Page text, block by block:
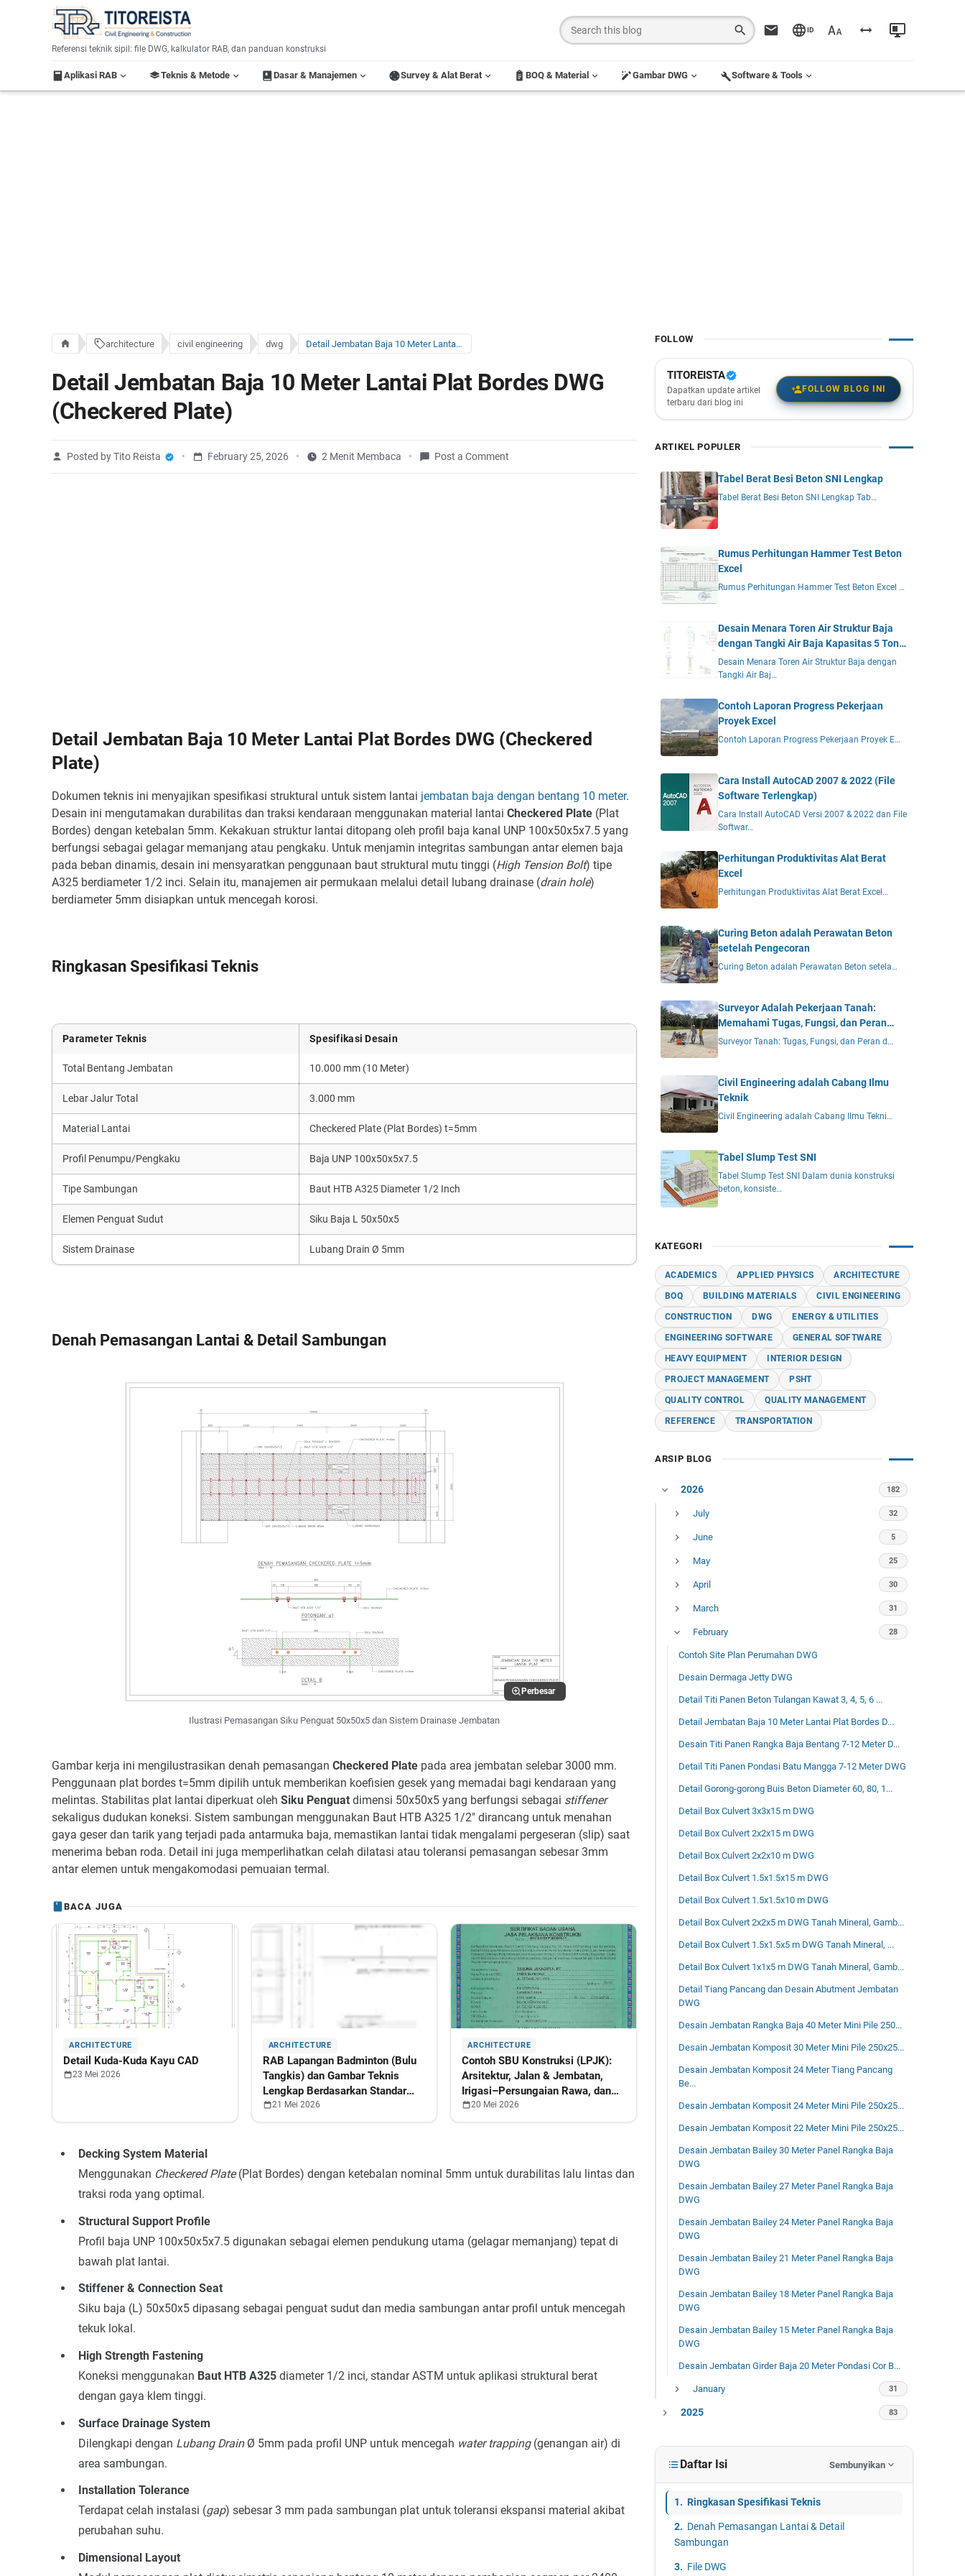
Referensi teknik sipil: file DWG, kalkulator RAB, dan panduan konstruksi
ID
Aplikasi RAB Teknis & Metode Dasar & Manajemen Survey & Alat Berat BOQ & Material Gambar DWG Software & Tools
Home
architecture civil engineering dwg Detail Jembatan Baja 10 Meter Lantai Plat Bordes DWG (Checkered Plate)
Detail Jembatan Baja 10 Meter Lantai Plat Bordes DWG
(Checkered Plate)
Posted by Tito Reista February 25, 2026 2 Menit Membaca Post a Comment
Detail Jembatan Baja 10 Meter Lantai Plat Bordes DWG (Checkered
Plate)
Dokumen teknis ini menyajikan spesifikasi struktural untuk sistem lantai jembatan baja dengan bentang 10 meter.
Desain ini mengutamakan durabilitas dan traksi kendaraan menggunakan material lantai Checkered Plate (Plat
Bordes) dengan ketebalan 5mm. Kekakuan struktur lantai ditopang oleh profil baja kanal UNP 100x50x5x7.5 yang
berfungsi sebagai gelagar memanjang atau pengkaku. Untuk menjamin integritas sambungan antar elemen baja
pada beban dinamis, desain ini mensyaratkan penggunaan baut struktural mutu tinggi (High Tension Bolt) tipe
A325 berdiameter 1/2 inci. Selain itu, manajemen air permukaan melalui detail lubang drainase (drain hole)
berdiameter 5mm disiapkan untuk mencegah korosi.
Ringkasan Spesifikasi Teknis
Parameter Teknis Spesifikasi Desain
Total Bentang Jembatan 10.000 mm (10 Meter)
Lebar Jalur Total 3.000 mm
Material Lantai Checkered Plate (Plat Bordes) t=5mm
Profil Penumpu/Pengkaku Baja UNP 100x50x5x7.5
Tipe Sambungan Baut HTB A325 Diameter 1/2 Inch
Elemen Penguat Sudut Siku Baja L 50x50x5
Sistem Drainase Lubang Drain Ø 5mm
Denah Pemasangan Lantai & Detail Sambungan
Perbesar
Ilustrasi Pemasangan Siku Penguat 50x50x5 dan Sistem Drainase Jembatan
Gambar kerja ini mengilustrasikan denah pemasangan Checkered Plate pada area jembatan selebar 3000 mm.
Penggunaan plat bordes t=5mm dipilih untuk memberikan koefisien gesek yang memadai bagi kendaraan yang
melintas. Stabilitas plat lantai diperkuat oleh Siku Penguat dimensi 50x50x5 yang berfungsi sebagai stiffener
sekaligus dudukan koneksi. Sistem sambungan menggunakan Baut HTB A325 1/2" dirancang untuk menahan
gaya geser dan tarik yang terjadi pada antarmuka baja, memastikan lantai tidak mengalami pergeseran (slip) saat
menerima beban roda. Detail ini juga memperlihatkan celah dilatasi atau toleransi pemasangan sebesar 3mm
antar elemen untuk mengakomodasi pemuaian termal.
BACA JUGA
ARCHITECTURE
Detail Kuda-Kuda Kayu CAD
23 Mei 2026
ARCHITECTURE
RAB Lapangan Badminton (Bulu
Tangkis) dan Gambar Teknis
Lengkap Berdasarkan Standar
Perencanaan
21 Mei 2026
ARCHITECTURE
Contoh SBU Konstruksi (LPJK):
Arsitektur, Jalan & Jembatan,
Irigasi–Persungaian Rawa, dan
Perpipaan Air Bersih
20 Mei 2026
Decking System Material
Menggunakan Checkered Plate(Plat Bordes) dengan ketebalan nominal 5mm untuk durabilitas lalu lintas dan
traksi roda yang optimal.
Structural Support Profile
Profil baja UNP 100x50x5x7.5 digunakan sebagai elemen pendukung utama (gelagar memanjang) tepat di
bawah plat lantai.
Stiffener & Connection Seat
Siku baja (L) 50x50x5 dipasang sebagai penguat sudut dan media sambungan antar profil untuk mencegah
tekuk lokal.
High Strength Fastening
Koneksi menggunakan Baut HTB A325diameter 1/2 inci, standar ASTM untuk aplikasi struktural berat
dengan gaya klem tinggi.
Surface Drainage System
Dilengkapi dengan Lubang DrainØ 5mm pada profil UNP untuk mencegah water trapping(genangan air) di
area sambungan.
Installation Tolerance
Terdapat celah instalasi (gap) sebesar 3 mm pada sambungan plat untuk toleransi ekspansi material akibat
perubahan suhu.
Dimensional Layout
FOLLOW
TITOREISTA
Dapatkan update artikel
terbaru dari blog ini
FOLLOW BLOG INI
ARTIKEL POPULER
Tabel Berat Besi Beton SNI Lengkap
Tabel Berat Besi Beton SNI Lengkap Tab…
Rumus Perhitungan Hammer Test Beton
Excel
Rumus Perhitungan Hammer Test Beton Excel …
Desain Menara Toren Air Struktur Baja
dengan Tangki Air Baja Kapasitas 5 Ton
DWG
Desain Menara Toren Air Struktur Baja dengan
Tangki Air Baj…
Contoh Laporan Progress Pekerjaan
Proyek Excel
Contoh Laporan Progress Pekerjaan Proyek E…
Cara Install AutoCAD 2007 & 2022 (File
Software Terlengkap)
Cara Install AutoCAD Versi 2007 & 2022 dan File
Softwar…
Perhitungan Produktivitas Alat Berat
Excel
Perhitungan Produktivitas Alat Berat Excel…
Curing Beton adalah Perawatan Beton
setelah Pengecoran
Curing Beton adalah Perawatan Beton setela…
Surveyor Adalah Pekerjaan Tanah:
Memahami Tugas, Fungsi, dan Peran
Vital dalam Proyek Konstruksi
Surveyor Tanah: Tugas, Fungsi, dan Peran d…
Civil Engineering adalah Cabang Ilmu
Teknik
Civil Engineering adalah Cabang Ilmu Tekni…
Tabel Slump Test SNI
Tabel Slump Test SNI Dalam dunia konstruksi
beton, konsiste…
KATEGORI
ACADEMICS APPLIED PHYSICS ARCHITECTURE
BOQ BUILDING MATERIALS CIVIL ENGINEERING
CONSTRUCTION DWG ENERGY & UTILITIES
ENGINEERING SOFTWARE GENERAL SOFTWARE
HEAVY EQUIPMENT INTERIOR DESIGN
PROJECT MANAGEMENT PSHT
QUALITY CONTROL QUALITY MANAGEMENT
REFERENCE TRANSPORTATION
ARSIP BLOG
2026 182
July 32
June 5
May 25
April 30
March 31
February 28
Contoh Site Plan Perumahan DWG
Desain Dermaga Jetty DWG
Detail Titi Panen Beton Tulangan Kawat 3, 4, 5, 6 ...
Detail Jembatan Baja 10 Meter Lantai Plat Bordes D...
Desain Titi Panen Rangka Baja Bentang 7-12 Meter D...
Detail Titi Panen Pondasi Batu Mangga 7-12 Meter DWG
Detail Gorong-gorong Buis Beton Diameter 60, 80, 1...
Detail Box Culvert 3x3x15 m DWG
Detail Box Culvert 2x2x15 m DWG
Detail Box Culvert 2x2x10 m DWG
Detail Box Culvert 1.5x1.5x15 m DWG
Detail Box Culvert 1.5x1.5x10 m DWG
Detail Box Culvert 2x2x5 m DWG Tanah Mineral, Gamb...
Detail Box Culvert 1.5x1.5x5 m DWG Tanah Mineral, ...
Detail Box Culvert 1x1x5 m DWG Tanah Mineral, Gamb...
Detail Tiang Pancang dan Desain Abutment Jembatan
DWG
Desain Jembatan Rangka Baja 40 Meter Mini Pile 250...
Desain Jembatan Komposit 30 Meter Mini Pile 250x25...
Desain Jembatan Komposit 24 Meter Tiang Pancang
Be...
Desain Jembatan Komposit 24 Meter Mini Pile 250x25...
Desain Jembatan Komposit 22 Meter Mini Pile 250x25...
Desain Jembatan Bailey 30 Meter Panel Rangka Baja
DWG
Desain Jembatan Bailey 27 Meter Panel Rangka Baja
DWG
Desain Jembatan Bailey 24 Meter Panel Rangka Baja
DWG
Desain Jembatan Bailey 21 Meter Panel Rangka Baja
DWG
Desain Jembatan Bailey 18 Meter Panel Rangka Baja
DWG
Desain Jembatan Bailey 15 Meter Panel Rangka Baja
DWG
Desain Jembatan Girder Baja 20 Meter Pondasi Cor B...
January 31
2025 83
October
September 2
August
July
Daftar Isi Sembunyikan
Ringkasan Spesifikasi Teknis
Denah Pemasangan Lantai & Detail
Sambungan
File DWG